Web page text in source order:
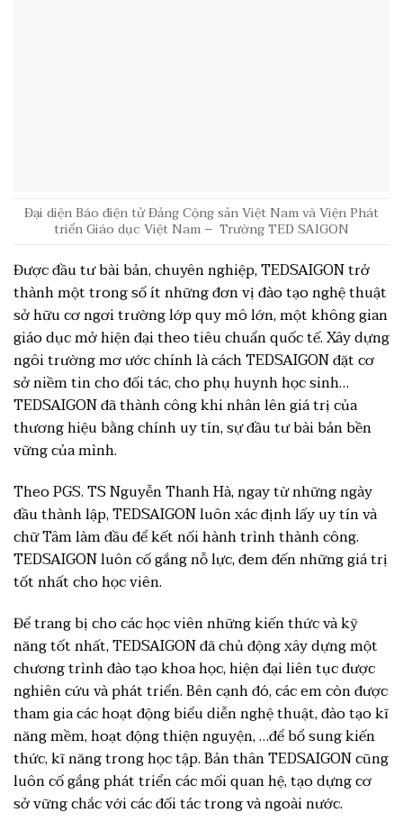
Đại diện Báo điện tử Đảng Cộng sản Việt Nam và Viện Phát
triển Giáo dục Việt Nam – Trường TED SAIGON
Được đầu tư bài bản, chuyên nghiệp, TEDSAIGON trở
thành một trong số ít những đơn vị đào tạo nghệ thuật
sở hữu cơ ngơi trường lớp quy mô lớn, một không gian
giáo dục mở hiện đại theo tiêu chuẩn quốc tế. Xây dựng
ngôi trường mơ ước chính là cách TEDSAIGON đặt cơ
sở niềm tin cho đối tác, cho phụ huynh học sinh…
TEDSAIGON đã thành công khi nhân lên giá trị của
thương hiệu bằng chính uy tín, sự đầu tư bài bản bền
vững của mình.
Theo PGS. TS Nguyễn Thanh Hà, ngay từ những ngày
đầu thành lập, TEDSAIGON luôn xác định lấy uy tín và
chữ Tâm làm đầu để kết nối hành trình thành công.
TEDSAIGON luôn cố gắng nỗ lực, đem đến những giá trị
tốt nhất cho học viên.
Để trang bị cho các học viên những kiến thức và kỹ
năng tốt nhất, TEDSAIGON đã chủ động xây dựng một
chương trình đào tạo khoa học, hiện đại liên tục được
nghiên cứu và phát triển. Bên cạnh đó, các em còn được
tham gia các hoạt động biểu diễn nghệ thuật, đào tạo kĩ
năng mềm, hoạt động thiện nguyện, …để bổ sung kiến
thức, kĩ năng trong học tập. Bản thân TEDSAIGON cũng
luôn cố gắng phát triển các mối quan hệ, tạo dựng cơ
sở vững chắc với các đối tác trong và ngoài nước.